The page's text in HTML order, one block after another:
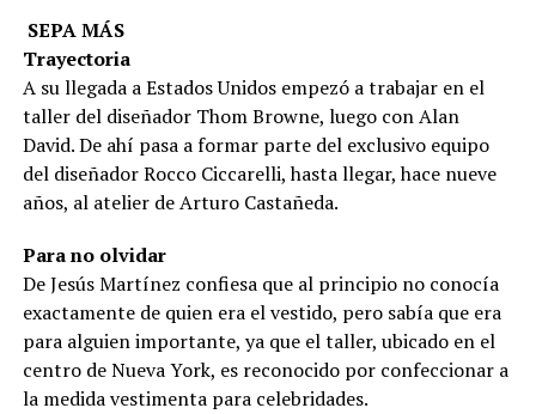
SEPA MÁS
Trayectoria
A su llegada a Estados Unidos em­pezó a trabajar en el
taller del di­señador Thom Browne, luego con Alan
David. De ahí pasa a formar parte del exclusivo equipo
del dise­ñador Rocco Ciccarelli, hasta llegar, hace nueve
años, al atelier de Arturo Castañeda.
Para no olvidar
De Jesús Martínez confiesa que al prin­cipio no conocía
exactamente de quien era el vestido, pero sabía que era
para alguien importante, ya que el taller, ubi­cado en el
centro de Nueva York, es re­conocido por confeccionar a
la medida vestimenta para celebridades.